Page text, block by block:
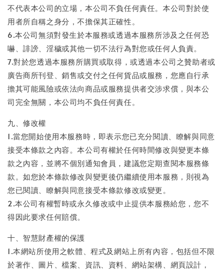
不代表本公司的立場，本公司不負任何責任。本公司對於使
用者所自稱之身分，不擔保其正確性。
6.本公司無須對發生於本服務或透過本服務所涉及之任何恐
嚇、誹謗、淫穢或其他一切不法行為對您或任何人負責。
7.對於您透過本服務所購買或取得，或透過本公司之贊助者或
廣告商所刊登、銷售或交付之任何貨品或服務，您應自行承
擔其可能風險或依法向商品或服務提供者交涉求償，與本公
司完全無關，本公司均不負任何責任。
九、修改權
1.當您開始使用本服務時，即表示您已充分閱讀、瞭解與同意
接受本條款之內容。本公司有權於任何時間修改與變更本條
款之內容，並將不個別通知會員，建議您定期查閱本服務條
款。如您於本條款修改與變更後仍繼續使用本服務，則視為
您已閱讀、瞭解與同意接受本條款修改或變更。
2.本公司有權暫時或永久修改或中止提供本服務給您，您不
得因此要求任何賠償。
十、智慧財產權的保護
1.本網站所使用之軟體、程式及網站上所有內容，包括但不限
於著作、圖片、檔案、資訊、資料、網站架構、網頁設計，